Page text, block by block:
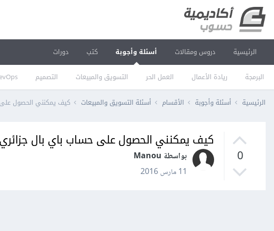
الرئيسية دروس ومقالات أسئلة وأجوبة
البرمجة ريادة الأعمال العمل الحر التسويق والمبيعات التصميم
كتب دورات
الرئيسية أسئلة وأجوبة الأقسام أسئلة التسويق والمبيعات كيف يمكنني الحصول
0
كيف يمكنني الحصول على حساب باي بال
بواسطة Manou
11 مارس 2016